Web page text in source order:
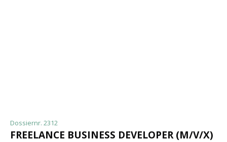
Dossiernr. 2312
FREELANCE BUSINESS DEVELOPER (M/V/X)